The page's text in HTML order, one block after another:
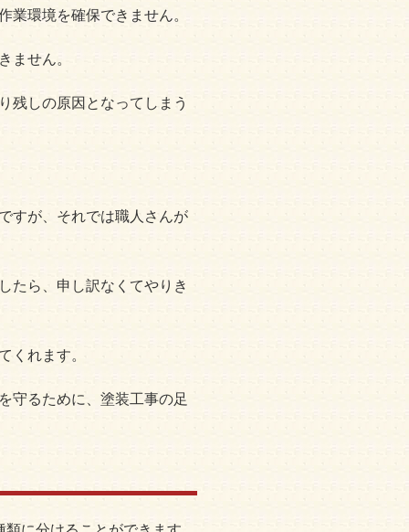
業環境を確保できません。
ません。
残しの原因となってしまう
すが、それでは職人さんが
たら、申し訳なくてやりき
くれます。
守るために、塗装工事の足